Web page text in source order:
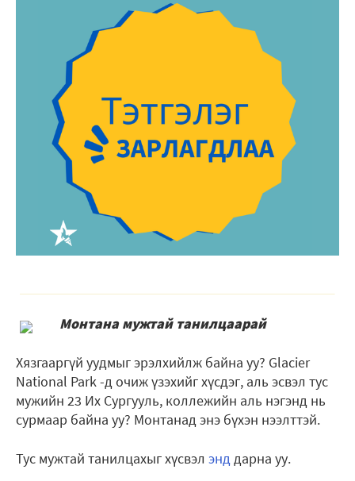
Монтанамужтай танилцаарай
Хязгааргүй уудмыг эрэлхийлж байна уу? Glacier
National Park -д очиж үзэхийг хүсдэг, аль эсвэл тус
мужийн 23 Их Сургууль, коллежийн аль нэгэнд нь
сурмаар байна уу? Монтанад энэ бүхэн нээлттэй.
Тус мужтай танилцахыг хүсвэл энддарна уу.